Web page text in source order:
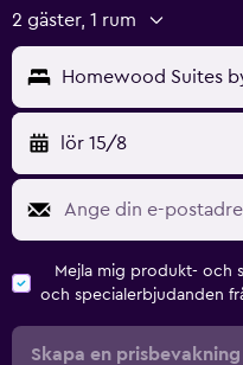
2 gäster, 1 rum
Homewood Suites
lör 15/8
Mejla mig produkt- och
och specialerbjudanden
Skapa en prisbevakning